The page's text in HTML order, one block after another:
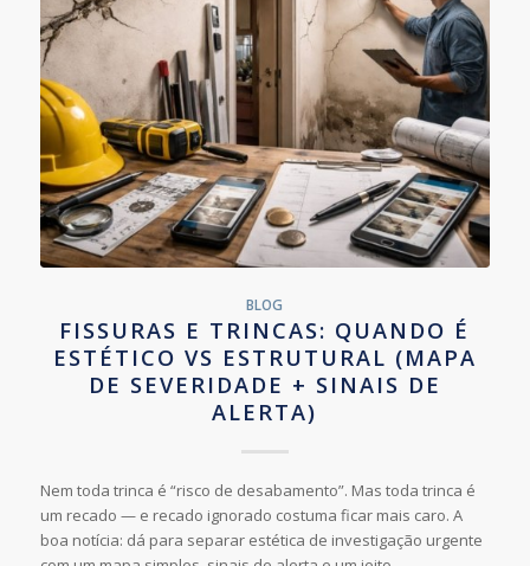
BLOG
FISSURAS E TRINCAS: QUANDO É
ESTÉTICO VS ESTRUTURAL (MAPA
DE SEVERIDADE + SINAIS DE
ALERTA)
Nem toda trinca é “risco de desabamento”. Mas toda trinca é
um recado — e recado ignorado costuma ficar mais caro. A
boa notícia: dá para separar estética de investigação urgente